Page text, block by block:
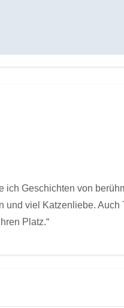
ich Geschichten von
und viel Katzenliebe. Auch
Platz.“